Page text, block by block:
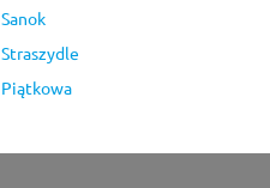
Sanok
Straszydle
Piątkowa